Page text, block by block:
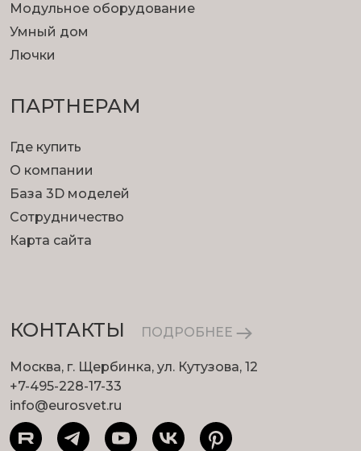
Модульное оборудование
Умный дом
Лючки
ПАРТНЕРАМ
Где купить
О компании
База 3D моделей
Сотрудничество
Карта сайта
КОНТАКТЫ ПОДРОБНЕЕ
Москва, г. Щербинка, ул. Кутузова, 12
+7-495-228-17-33
info@eurosvet.ru